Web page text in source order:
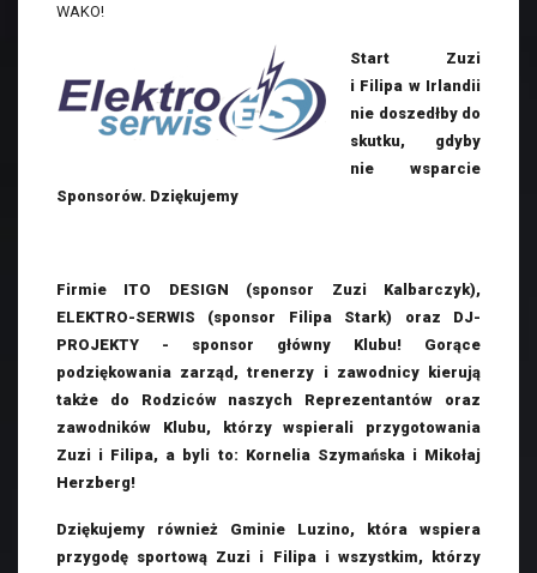
WAKO!
Start Zuzi
i Filipa w Irlandii
nie doszedłby do
skutku, gdyby
nie wsparcie
Sponsorów. Dziękujemy
Firmie ITO DESIGN (sponsor Zuzi Kalbarczyk),
ELEKTRO-SERWIS (sponsor Filipa Stark) oraz DJ-
PROJEKTY - sponsor główny Klubu! Gorące
podziękowania zarząd, trenerzy i zawodnicy kierują
także do Rodziców naszych Reprezentantów oraz
zawodników Klubu, którzy wspierali przygotowania
Zuzi i Filipa, a byli to: Kornelia Szymańska i Mikołaj
Herzberg!
Dziękujemy również Gminie Luzino, która wspiera
przygodę sportową Zuzi i Filipa i wszystkim, którzy